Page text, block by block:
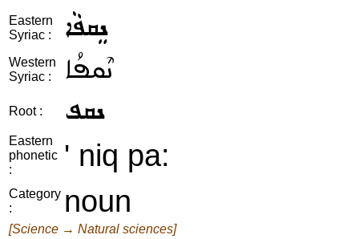
Eastern
Syriac :
ܢܸܩܦܵܐ
Western
Syriac :
ܢܶܩܦܳܐ
Root : ܢܩܦ
Eastern
phonetic
:
' niq pa:
Category
:
noun
[Science → Natural sciences]